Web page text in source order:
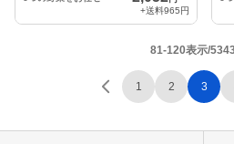
+送料965円
81-120表示/
1 2 3